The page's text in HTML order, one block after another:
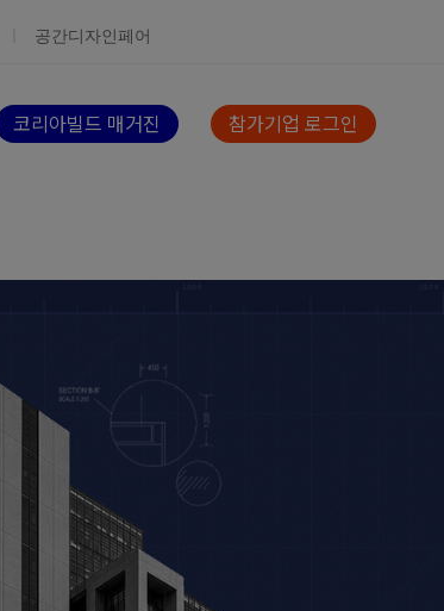
공간디자인페어
코리아빌드 매거진 참가기업 로그인